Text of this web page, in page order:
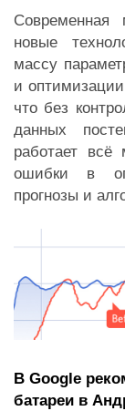
Современная
новые
массу
и
что без
данных
работает всё
ошибки в
прогнозы и
В Google
батареи в